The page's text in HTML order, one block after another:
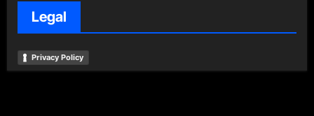
Legal
Privacy Policy